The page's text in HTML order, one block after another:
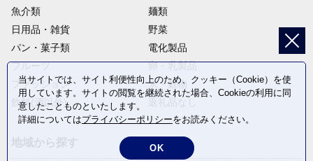
魚介類
麺類
日用品・雑貨
野菜
パン・菓子類
電化製品
フルーツ
卵・乳製品
ファッション
米・穀物
飲料(酒以外)
当サイトでは、サイト利便性向上のため、クッキー（Cookie）を使
用しています。サイトの閲覧を継続された場合、Cookieの利用に同
意したことものといたします。
詳細についてはプライバシーポリシーをお読みください。
OK